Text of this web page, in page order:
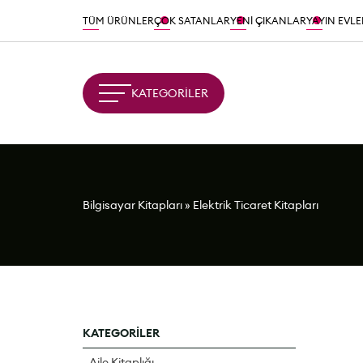
TÜM ÜRÜNLERÇOK SATANLARYENİ ÇIKANLARYAYIN
KATEGORİLER
Bilgisayar Kitapları» Elektrik Ticaret Kitapları
KATEGORİLER